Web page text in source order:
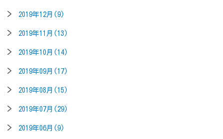
2019年12月(9)
2019年11月(13)
2019年10月(14)
2019年09月(17)
2019年08月(15)
2019年07月(29)
2019年06月(9)